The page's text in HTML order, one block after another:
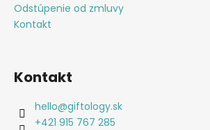
Odstúpenie od zmluvy
Kontakt
Kontakt
hello@giftology.sk
+421 915 767 285